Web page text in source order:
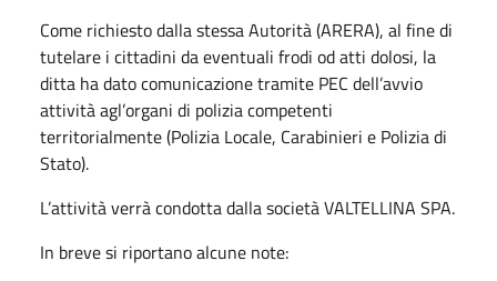
Come richiesto dalla stessa Autorità (ARERA), al fine di
tutelare i cittadini da eventuali frodi od atti dolosi, la
ditta ha dato comunicazione tramite PEC dell’avvio
attività agl’organi di polizia competenti
territorialmente (Polizia Locale, Carabinieri e Polizia di
Stato).
L’attività verrà condotta dalla società VALTELLINA SPA.
In breve si riportano alcune note: